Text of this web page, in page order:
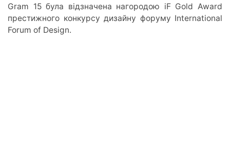
Gram 15 була відзначена нагородою iF Gold Award
престижного конкурсу дизайну форуму International
Forum of Design.